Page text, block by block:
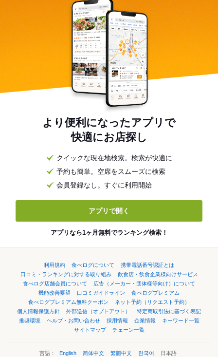
より便利になったアプリで
快適にお店探し
クイックな現在地検索。検索が快適に
予約も簡単。空席をスムーズに検索
会員登録なし。すぐに利用開始
アプリで開く
アプリなら1ヶ月無料でランキング検索！
利用規約 食べログについて
携帯電話番号認証とは
口コミ・ランキングに対する取り組み
飲食店・飲食企業様向けサービス
食べログ店舗会員について
広告（メーカー・団体様等向け）について
機能改善要望
口コミガイドライン
食べログプレミアム
食べログプレミアム無料クーポン
ネット予約（リクエスト予約）
個人情報保護方針
外部送信（オプトアウト）
特定商取引法に基づく表記
推奨環境
ヘルプ・お問い合わせ 採用情報 企業情報
キーワード一覧
サイトマップ
チェーン一覧
言語： English 简体中文 繁體中文 한국어 日本語